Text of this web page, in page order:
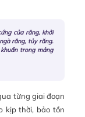
của răng, khởi
răng, tủy răng.
trong mảng
từng giai đoạn
kịp thời, bảo tồn